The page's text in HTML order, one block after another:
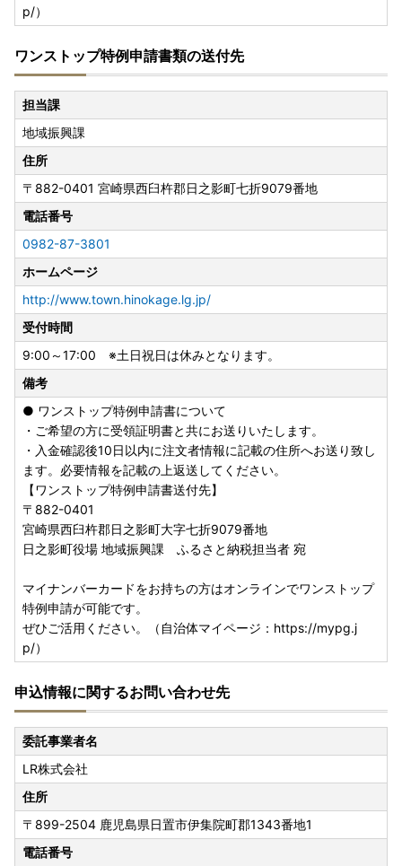
p/）
ワンストップ特例申請書類の送付先
担当課
地域振興課
住所
〒882-0401 宮崎県西臼杵郡日之影町七折9079番地
電話番号
0982-87-3801
ホームページ
http://www.town.hinokage.lg.jp/
受付時間
9:00～17:00 ※土日祝日は休みとなります。
備考
● ワンストップ特例申請書について
・ご希望の方に受領証明書と共にお送りいたします。
・入金確認後10日以内に注文者情報に記載の住所へお送り致し
ます。必要情報を記載の上返送してください。
【ワンストップ特例申請書送付先】
〒882-0401
宮崎県西臼杵郡日之影町大字七折9079番地
日之影町役場 地域振興課 ふるさと納税担当者 宛
マイナンバーカードをお持ちの方はオンラインでワンストップ
特例申請が可能です。
ぜひご活用ください。（自治体マイページ：https://mypg.j
p/）
申込情報に関するお問い合わせ先
委託事業者名
LR株式会社
住所
〒899-2504 鹿児島県日置市伊集院町郡1343番地1
電話番号